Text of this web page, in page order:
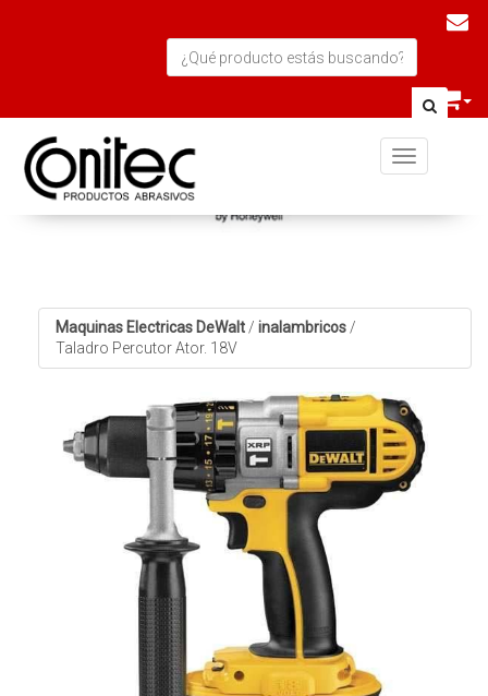
Toggle
Maquinas Electricas DeWalt / inalambricos /
Taladro Percutor Ator. 18V